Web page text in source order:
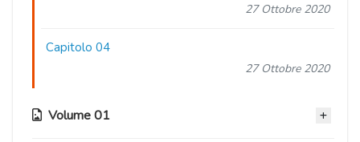
27 Ottobre 2020
Capitolo 04
27 Ottobre 2020
Volume 01